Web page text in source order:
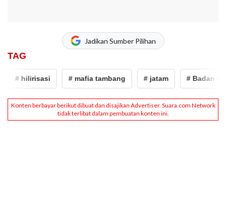
Jadikan Sumber Pilihan
TAG
# hilirisasi # mafia tambang # jatam # Badan